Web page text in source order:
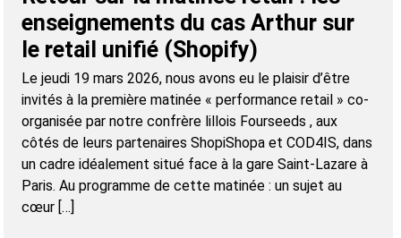
enseignements du cas Arthur sur
le retail unifié (Shopify)
Le jeudi 19 mars 2026, nous avons eu le plaisir d’être
invités à la première matinée « performance retail » co-
organisée par notre confrère lillois Fourseeds , aux
côtés de leurs partenaires ShopiShopa et COD4IS, dans
un cadre idéalement situé face à la gare Saint-Lazare à
Paris. Au programme de cette matinée : un sujet au
cœur […]